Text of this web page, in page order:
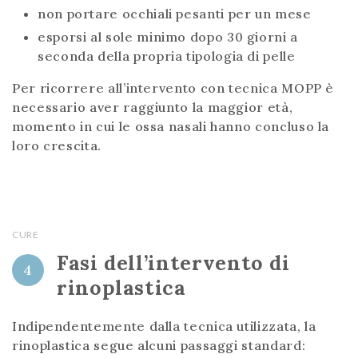
non portare occhiali pesanti per un mese
esporsi al sole minimo dopo 30 giorni a
seconda della propria tipologia di pelle
Per ricorrere all’intervento con tecnica MOPP è
necessario aver raggiunto la maggior età,
momento in cui le ossa nasali hanno concluso la
loro crescita.
CURE
4
Fasi dell’intervento di
rinoplastica
Indipendentemente dalla tecnica utilizzata, la
rinoplastica segue alcuni passaggi standard: